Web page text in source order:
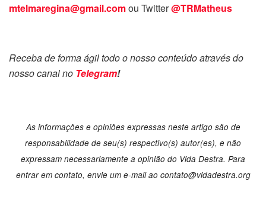
mtelmaregina@gmail.comou Twitter@TRMatheus
Receba de forma ágil todo o nosso conteúdo através do
nosso canal no Telegram!
As informações e opiniões expressas neste artigo são de
responsabilidade de seu(s) respectivo(s) autor(es), e não
expressam necessariamente a opinião do Vida Destra. Para
entrar em contato, envie um e-mail ao contato@vidadestra.org